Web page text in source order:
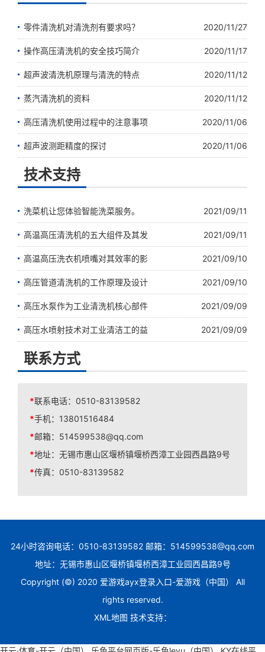
零件清洗机对清洗剂有要求吗？ 2020/11/27
操作高压清洗机的安全技巧简介 2020/11/17
超声波清洗机原理与清洗的特点 2020/11/12
蒸汽清洗机的资料 2020/11/12
高压清洗机使用过程中的注意事项 2020/11/06
超声波测距精度的探讨 2020/11/06
技术支持
洗菜机让您体验智能洗菜服务。 2021/09/11
高温高压清洗机的五大组件及其发 2021/09/11
高温高压洗衣机喷嘴对其效率的影 2021/09/10
高压管道清洗机的工作原理及设计 2021/09/10
高压水泵作为工业清洗机核心部件 2021/09/09
高压水喷射技术对工业清洁工的益 2021/09/09
联系方式
*联系电话： 0510-83139582
*手机： 13801516484
*邮箱： 514599538@qq.com
*地址： 无锡市惠山区堰桥镇堰桥西漳工业园西昌路9号
*传真： 0510-83139582
24小时咨询电话：0510-83139582 邮箱：514599538@qq.com
地址：无锡市惠山区堰桥镇堰桥西漳工业园西昌路9号
Copyright (©) 2020 爱游戏ayx登录入口-爱游戏（中国） All
rights reserved.
XML地图 技术支持：